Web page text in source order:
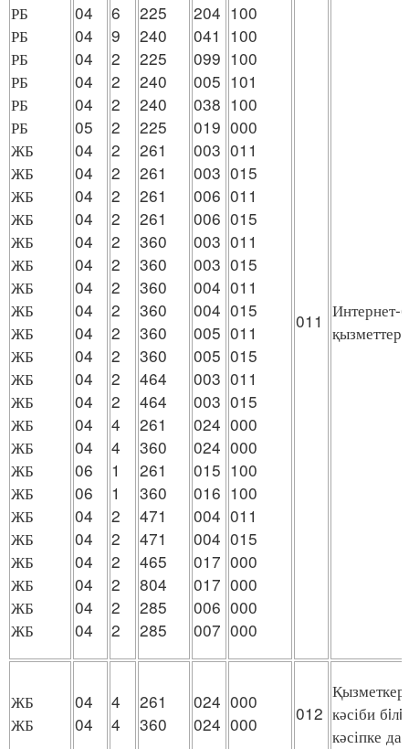
РБ
РБ
РБ
РБ
РБ
РБ
ЖБ
ЖБ
ЖБ
ЖБ
ЖБ
ЖБ
ЖБ
ЖБ
ЖБ
ЖБ
ЖБ
ЖБ
ЖБ
ЖБ
ЖБ
ЖБ
ЖБ
ЖБ
ЖБ
ЖБ
ЖБ
ЖБ
04
04
04
04
04
05
04
04
04
04
04
04
04
04
04
04
04
04
04
04
06
06
04
04
04
04
04
04
6
9
2
2
2
2
2
2
2
2
2
2
2
2
2
2
2
2
4
4
1
1
2
2
2
2
2
2
225
240
225
240
240
225
261
261
261
261
360
360
360
360
360
360
464
464
261
360
261
360
471
471
465
804
285
285
204
041
099
005
038
019
003
003
006
006
003
003
004
004
005
005
003
003
024
024
015
016
004
004
017
017
006
007
100
100
100
101
100
000
011
015
011
015
011
015
011
015
011
015
011
015
000
000
100
100
011
015
000
000
000
000
011 Интернет-
қызметтерi
ЖБ
ЖБ
04
04
4
4
261
360
024
024
000
000
012 кәсіби
кәсіпке